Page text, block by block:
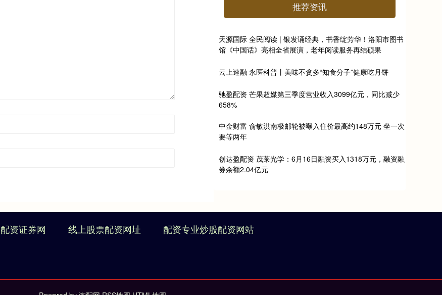
推荐资讯
天源国际 全民阅读 | 银发诵经典，书香绽芳华！洛阳市图书
馆《中国话》亮相全省展演，老年阅读服务再结硕果
云上速融 永医科普丨美味不贪多“知食分子”健康吃月饼
驰盈配资 芒果超媒第三季度营业收入3099亿元，同比减少
658%
中金财富 俞敏洪南极邮轮被曝入住价最高约148万元 坐一次
要等两年
创达盈配资 茂莱光学：6月16日融资买入1318万元，融资融
券余额2.04亿元
配资证券网 线上股票配资网址 配资专业炒股配资网站